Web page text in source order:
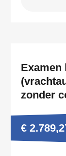
Examen
zonder
€